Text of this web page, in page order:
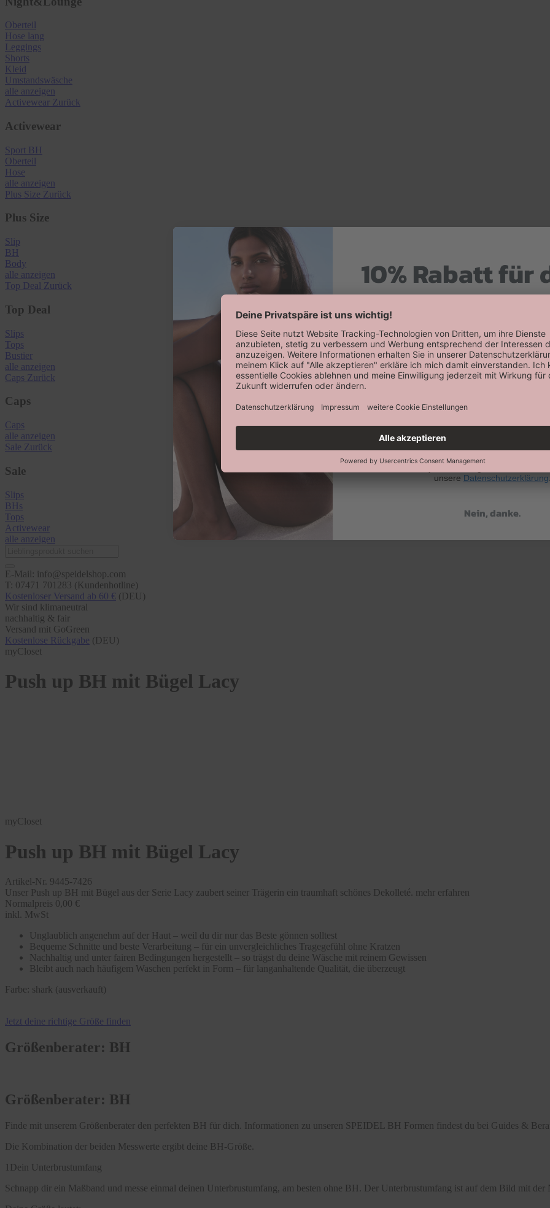
Oberteil
Hose lang
Leggings
Shorts
Kleid
Umstandswäsche
alle anzeigen
Activewear Zurück
Activewear
Sport BH
Oberteil
Hose
alle anzeigen
Plus Size Zurück
Plus Size
Slip
BH
Body
alle anzeigen
Top Deal Zurück
Top Deal
Slips
Tops
Bustier
alle anzeigen
Caps Zurück
Caps
Caps
alle anzeigen
Sale Zurück
Sale
Slips
BHs
Tops
Activewear
alle anzeigen
E-Mail: info@speidelshop.com
T: 07471 701283 (Kundenhotline)
Kostenloser Versand ab 60 € (DEU)
Wir sind klimaneutral
nachhaltig & fair
Versand mit GoGreen
Kostenlose Rückgabe (DEU)
myCloset
Push up BH mit Bügel Lacy
myCloset
Push up BH mit Bügel Lacy
Artikel-Nr. 9445-7426
Unser Push up BH mit Bügel aus der Serie Lacy zaubert seiner Trägerin ein traumhaft schönes Dekolleté. mehr erfahren
Normalpreis 0,00 €
inkl. MwSt
Unglaublich angenehm auf der Haut – weil du dir nur das Beste gönnen solltest
Bequeme Schnitte und beste Verarbeitung – für ein unvergleichliches Tragegefühl ohne Kratzen
Nachhaltig und unter fairen Bedingungen hergestellt – so trägst du deine Wäsche mit reinem Gewissen
Bleibt auch nach häufigem Waschen perfekt in Form – für langanhaltende Qualität, die überzeugt
Farbe: shark (ausverkauft)
Jetzt deine richtige Größe finden
Größenberater: BH
Größenberater: BH
Finde mit unserem Größenberater den perfekten BH für dich. Informationen zu unseren SPEIDEL BH Formen findest du bei Guides &
Die Kombination der beiden Messwerte ergibt deine BH-Größe.
1 Dein Unterbrustumfang
Schnapp dir ein Maßband und messe einmal deinen Unterbrustumfang, am besten ohne BH. Der Unterbrustumfang ist auf dem Bild mit der
10% Rabatt für
Willkommensrabatt auf deine erste
erhalten!
Abonnieren
Keine Datenweitergabe an Dritte. Eine
jederzeit möglich. Hier findest
unsere Datenschutzerklärung
Nein, danke.